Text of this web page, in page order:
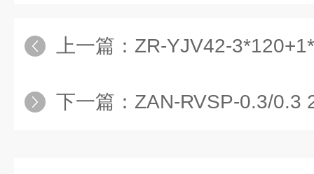
上一篇： ZR-YJV42-
下一篇： ZAN-RVSP-0.3/0.3